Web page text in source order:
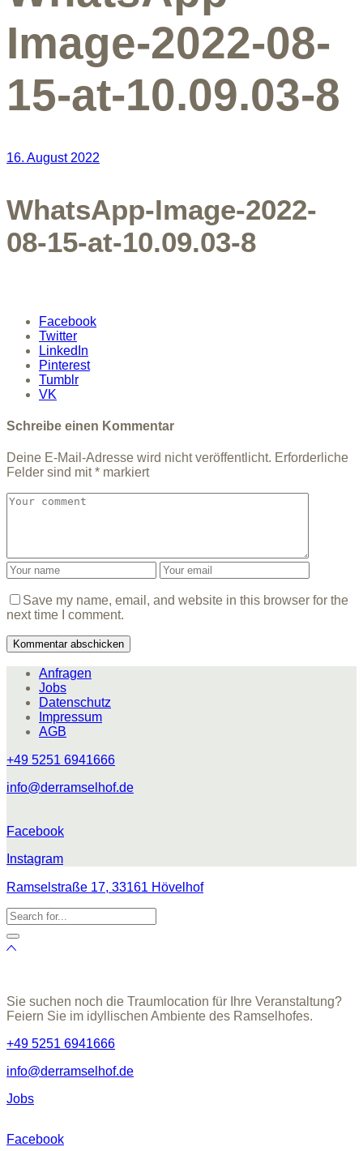
Image-2022-08-
15-at-10.09.03-8
16. August 2022
WhatsApp-Image-2022-
08-15-at-10.09.03-8
Facebook
Twitter
LinkedIn
Pinterest
Tumblr
VK
Schreibe einen Kommentar
Deine E-Mail-Adresse wird nicht veröffentlicht. Erforderliche
Felder sind mit* markiert
Save my name, email, and website in this browser for the
next time I comment.
Anfragen
Jobs
Datenschutz
Impressum
AGB
+49 5251 6941666
info@derramselhof.de
Facebook
Instagram
Ramselstraße 17, 33161 Hövelhof
Sie suchen noch die Traumlocation für Ihre Veranstaltung?
Feiern Sie im idyllischen Ambiente des Ramselhofes.
+49 5251 6941666
info@derramselhof.de
Jobs
Facebook